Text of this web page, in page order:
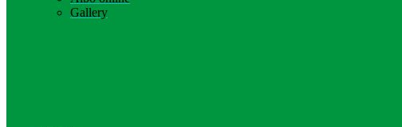
Gallery